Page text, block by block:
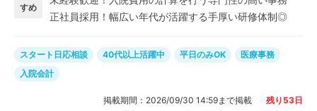
クや病院でのお仕事に興味がある」 「ブランクがあるけ
ど医療事務として、もう一度輝きたい」 そんな方にピッ
すめ
正社員採用！幅広い年代が活躍する手厚い研修体制◎
スタート日応相談 40代以上活躍中 平日のみOK
医療事務
入院会計
掲載期間： 2026/09/30 14:59まで掲載 残り 53日